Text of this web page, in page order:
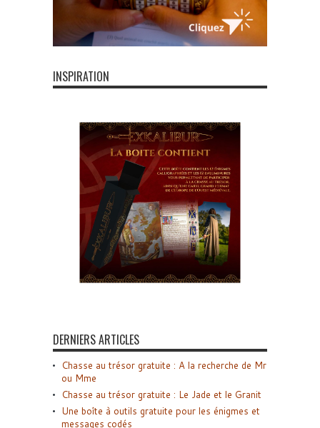
INSPIRATION
DERNIERS ARTICLES
Chasse au trésor gratuite : A la recherche de Mr
ou Mme
Chasse au trésor gratuite : Le Jade et le Granit
Une boîte à outils gratuite pour les énigmes et
messages codés